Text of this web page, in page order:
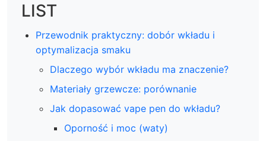
LIST
Przewodnik praktyczny: dobór wkładu i
optymalizacja smaku
Dlaczego wybór wkładu ma znaczenie?
Materiały grzewcze: porównanie
Jak dopasować vape pen do wkładu?
Oporność i moc (waty)